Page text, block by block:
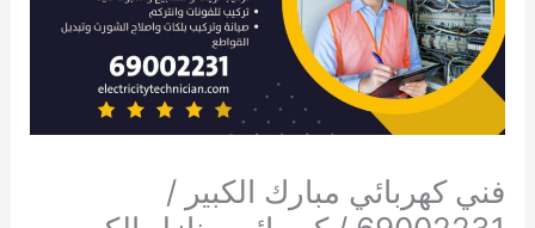
فني كهربائي مبارك الكبير /